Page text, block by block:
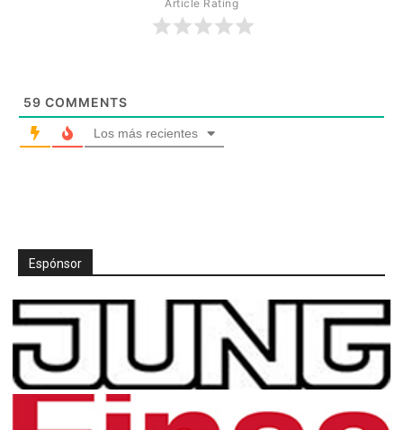
Article Rating
59 COMMENTS
Los más recientes
Espónsor